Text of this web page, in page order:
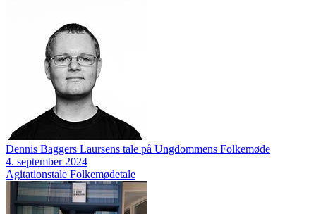
Dennis Baggers Laursens tale på Ungdommens Folkemøde
4. september 2024
Agitationstale Folkemødetale